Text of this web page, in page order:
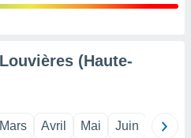
(Haute-
Mars Avril Mai Juin Juillet